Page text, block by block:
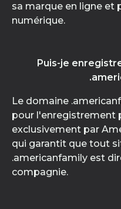
sa marque en ligne et
numérique.
Puis-je
Le domaine
pour l'enregistrement
exclusivement par
qui garantit que tout
.americanfamily est
compagnie.